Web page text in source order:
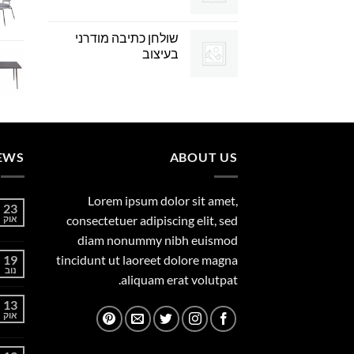
שולחן כתיבה מודרני
בעיצוב
ABOUT US
Lorem ipsum dolor sit amet,
consectetuer adipiscing elit, sed
diam nonummy nibh euismod
tincidunt ut laoreet dolore magna
aliquam erat volutpat.
23
אוק
19
נוב
13
אוק